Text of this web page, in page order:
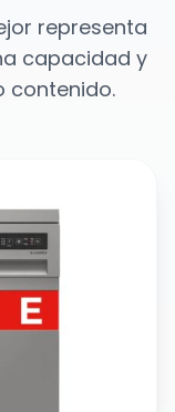
representa
capacidad y
contenido.